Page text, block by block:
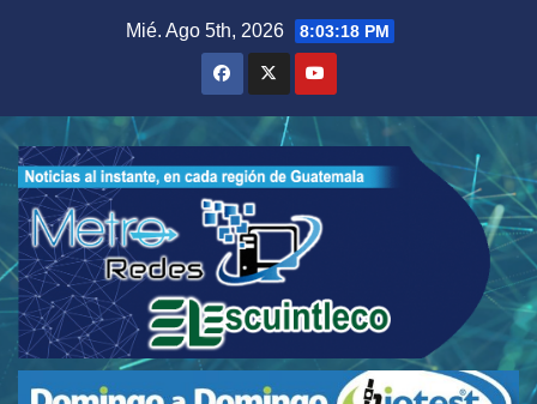
Mié. Ago 5th, 2026 8:03:19 PM